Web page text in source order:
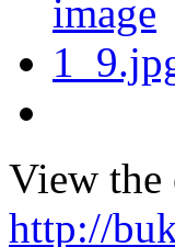
View the
http://